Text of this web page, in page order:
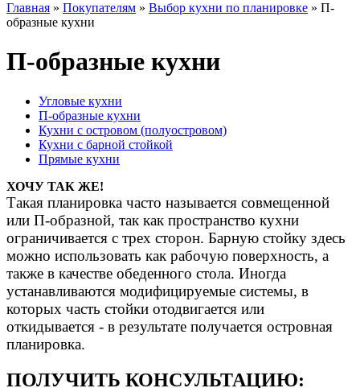
Главная » Покупателям » Выбор кухни по планировке » П-
образные кухни
П-образные кухни
Угловые кухни
П-образные кухни
Кухни с островом (полуостровом)
Кухни с барной стойкой
Прямые кухни
ХОЧУ ТАК ЖЕ!
Такая планировка часто называется совмещенной
или П-образной, так как пространство кухни
ограничивается с трех сторон. Барную стойку здесь
можно использовать как рабочую поверхность, а
также в качестве обеденного стола. Иногда
устанавливаются модифицируемые системы, в
которых часть стойки отодвигается или
откидывается - в результате получается островная
планировка.
ПОЛУЧИТЬ КОНСУЛЬТАЦИЮ: